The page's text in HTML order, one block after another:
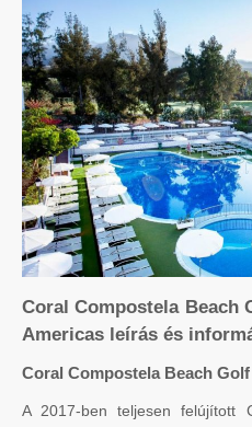
Coral Compostela Beach
Americas leírás és
Coral Compostela Beach
A 2017-ben teljesen felújított